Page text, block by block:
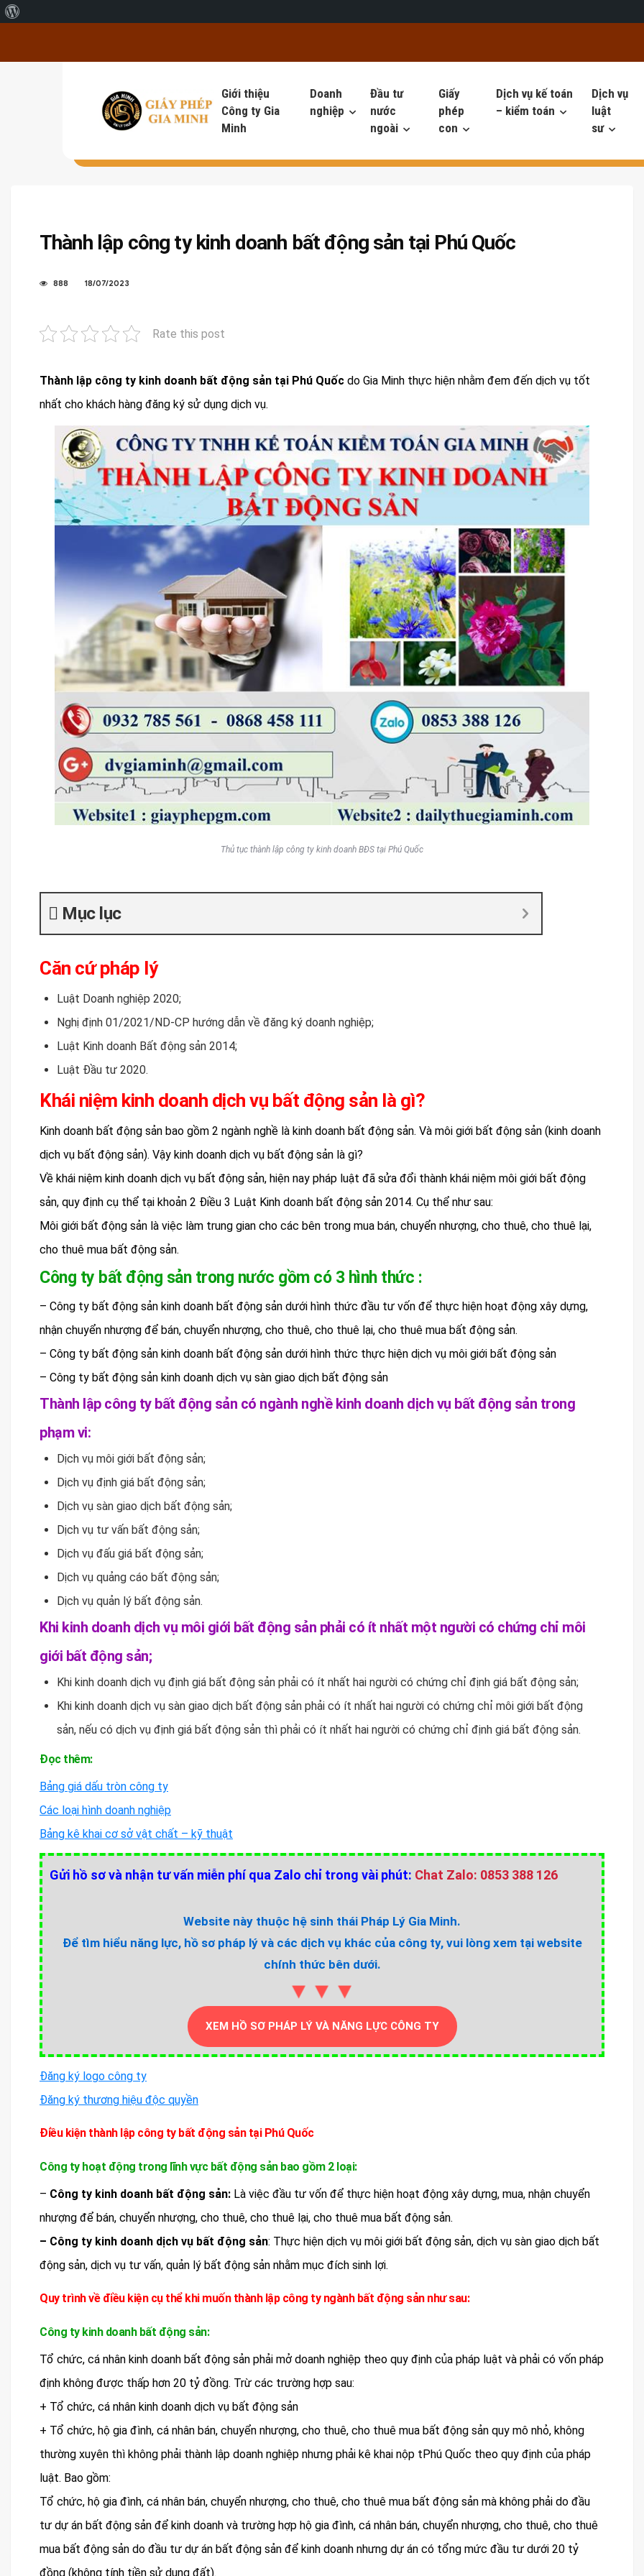
Giới thiệu
Công ty Gia
Minh
Doanh
nghiệp
Đầu tư
nước
ngoài
Giấy
phép
con
Dịch vụ kế toán
– kiểm toán
Dịch vụ
luật
sư
Thành lập công ty kinh doanh bất động sản tại Phú Quốc
888 18/07/2023
Rate this post
Thành lập công ty kinh doanh bất động sản tại Phú Quốc do Gia Minh thực hiện nhằm đem đến dịch vụ tốt
nhất cho khách hàng đăng ký sử dụng dịch vụ.
Thủ tục thành lập công ty kinh doanh BĐS tại Phú Quốc
Mục lục
Căn cứ pháp lý
Luật Doanh nghiệp 2020;
Nghị định 01/2021/ND-CP hướng dẫn về đăng ký doanh nghiệp;
Luật Kinh doanh Bất động sản 2014;
Luật Đầu tư 2020.
Khái niệm kinh doanh dịch vụ bất động sản là gì?
Kinh doanh bất động sản bao gồm 2 ngành nghề là kinh doanh bất động sản. Và môi giới bất động sản (kinh doanh
dịch vụ bất động sản). Vậy kinh doanh dịch vụ bất động sản là gì?
Về khái niệm kinh doanh dịch vụ bất động sản, hiện nay pháp luật đã sửa đổi thành khái niệm môi giới bất động
sản, quy định cụ thể tại khoản 2 Điều 3 Luật Kinh doanh bất động sản 2014. Cụ thể như sau:
Môi giới bất động sản là việc làm trung gian cho các bên trong mua bán, chuyển nhượng, cho thuê, cho thuê lại,
cho thuê mua bất động sản.
Công ty bất động sản trong nước gồm có 3 hình thức :
– Công ty bất động sản kinh doanh bất động sản dưới hình thức đầu tư vốn để thực hiện hoạt động xây dựng,
nhận chuyển nhượng để bán, chuyển nhượng, cho thuê, cho thuê lại, cho thuê mua bất động sản.
– Công ty bất động sản kinh doanh bất động sản dưới hình thức thực hiện dịch vụ môi giới bất động sản
– Công ty bất động sản kinh doanh dịch vụ sàn giao dịch bất động sản
Thành lập công ty bất động sản có ngành nghề kinh doanh dịch vụ bất động sản trong
phạm vi:
Dịch vụ môi giới bất động sản;
Dịch vụ định giá bất động sản;
Dịch vụ sàn giao dịch bất động sản;
Dịch vụ tư vấn bất động sản;
Dịch vụ đấu giá bất động sản;
Dịch vụ quảng cáo bất động sản;
Dịch vụ quản lý bất động sản.
Khi kinh doanh dịch vụ môi giới bất động sản phải có ít nhất một người có chứng chỉ môi
giới bất động sản;
Khi kinh doanh dịch vụ định giá bất động sản phải có ít nhất hai người có chứng chỉ định giá bất động sản;
Khi kinh doanh dịch vụ sàn giao dịch bất động sản phải có ít nhất hai người có chứng chỉ môi giới bất động
sản, nếu có dịch vụ định giá bất động sản thì phải có ít nhất hai người có chứng chỉ định giá bất động sản.
Đọc thêm:
Bảng giá dấu tròn công ty
Các loại hình doanh nghiệp
Bảng kê khai cơ sở vật chất – kỹ thuật
Gửi hồ sơ và nhận tư vấn miễn phí qua Zalo chỉ trong vài phút: Chat Zalo: 0853 388 126
Website này thuộc hệ sinh thái Pháp Lý Gia Minh.
Để tìm hiểu năng lực, hồ sơ pháp lý và các dịch vụ khác của công ty, vui lòng xem tại website
chính thức bên dưới.
▼▼▼
XEM HỒ SƠ PHÁP LÝ VÀ NĂNG LỰC CÔNG TY
Đăng ký logo công ty
Đăng ký thương hiệu độc quyền
Điều kiện thành lập công ty bất động sản tại Phú Quốc
Công ty hoạt động trong lĩnh vực bất động sản bao gồm 2 loại:
– Công ty kinh doanh bất động sản: Là việc đầu tư vốn để thực hiện hoạt động xây dựng, mua, nhận chuyển
nhượng để bán, chuyển nhượng, cho thuê, cho thuê lại, cho thuê mua bất động sản.
– Công ty kinh doanh dịch vụ bất động sản: Thực hiện dịch vụ môi giới bất động sản, dịch vụ sàn giao dịch bất
động sản, dịch vụ tư vấn, quản lý bất động sản nhằm mục đích sinh lợi.
Quy trình về điều kiện cụ thể khi muốn thành lập công ty ngành bất động sản như sau:
Công ty kinh doanh bất động sản:
Tổ chức, cá nhân kinh doanh bất động sản phải mở doanh nghiệp theo quy định của pháp luật và phải có vốn pháp
định không được thấp hơn 20 tỷ đồng. Trừ các trường hợp sau:
+ Tổ chức, cá nhân kinh doanh dịch vụ bất động sản
+ Tổ chức, hộ gia đình, cá nhân bán, chuyển nhượng, cho thuê, cho thuê mua bất động sản quy mô nhỏ, không
thường xuyên thì không phải thành lập doanh nghiệp nhưng phải kê khai nộp tPhú Quốc theo quy định của pháp
luật. Bao gồm:
Tổ chức, hộ gia đình, cá nhân bán, chuyển nhượng, cho thuê, cho thuê mua bất động sản mà không phải do đầu
tư dự án bất động sản để kinh doanh và trường hợp hộ gia đình, cá nhân bán, chuyển nhượng, cho thuê, cho thuê
mua bất động sản do đầu tư dự án bất động sản để kinh doanh nhưng dự án có tổng mức đầu tư dưới 20 tỷ
đồng (không tính tiền sử dụng đất).